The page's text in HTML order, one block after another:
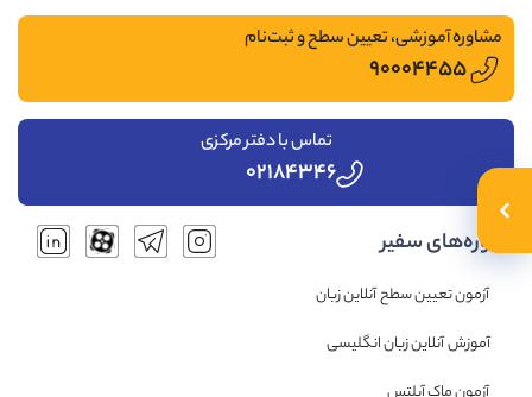
مشاوره آموزشی، تعیین سطح و ثبت‌نام
۹۰۰۰۴۴۵۵
تماس با دفتر مرکزی
۰۲۱۸۴۳۴۶
دوره‌های سفیر
آزمون تعیین سطح آنلاین زبان
آموزش آنلاین زبان انگلیسی